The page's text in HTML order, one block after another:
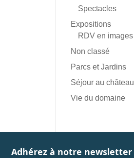
Spectacles
Expositions
RDV en images
Non classé
Parcs et Jardins
Séjour au château
Vie du domaine
Adhérez à notre newsletter